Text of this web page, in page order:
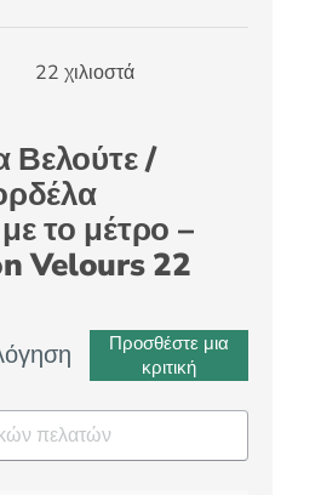
22 χιλιοστά
Βελούτε /
το μέτρο –
Velours 22
Προσθέστε μια
κριτική